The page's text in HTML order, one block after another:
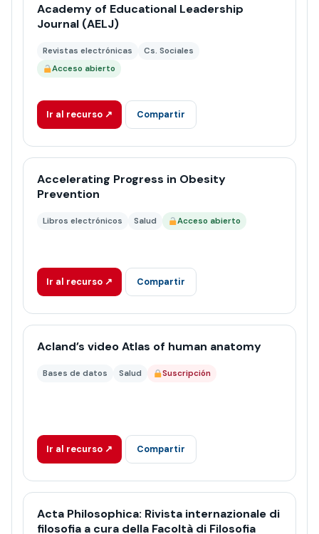
Academy of Educational Leadership
Journal (AELJ)
Revistas electrónicas
Cs. Sociales
Acceso abierto
Ir al recurso ↗ Compartir
Accelerating Progress in Obesity
Prevention
Libros electrónicos Salud Acceso abierto
Ir al recurso ↗ Compartir
Acland’s video Atlas of human anatomy
Bases de datos Salud Suscripción
Ir al recurso ↗ Compartir
Acta Philosophica: Rivista internazionale di
filosofia a cura della Facoltà di Filosofia